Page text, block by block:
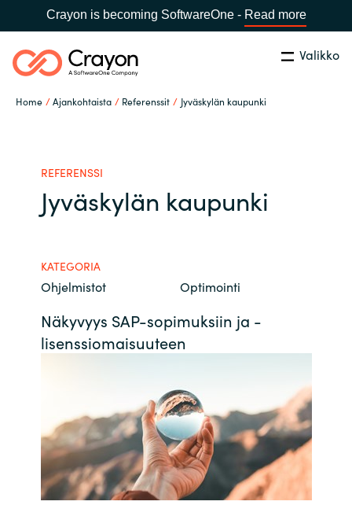
Crayon is becoming SoftwareOne - Read more
Valikko
Home Ajankohtaista Referenssit Jyväskylän kaupunki
Global site
Australia
Austria
Czechia
Denmark
Estonia
Etsi Sulje
Ohjelmistovalmistajat
Tietoa meistä
Ota yhteyttä
Ura Crayonilla
Kumppanit
REFERENSSI
Jyväskylän kaupunki
KATEGORIA
Ohjelmistot Optimointi
Näkyvyys SAP-sopimuksiin ja -
lisenssiomaisuuteen